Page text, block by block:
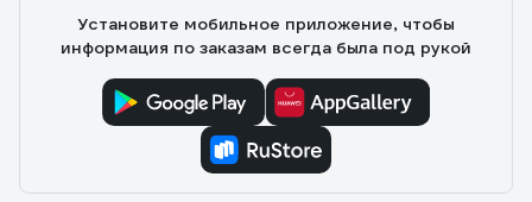
Установите мобильное приложение, чтобы
информация по заказам всегда была под рукой